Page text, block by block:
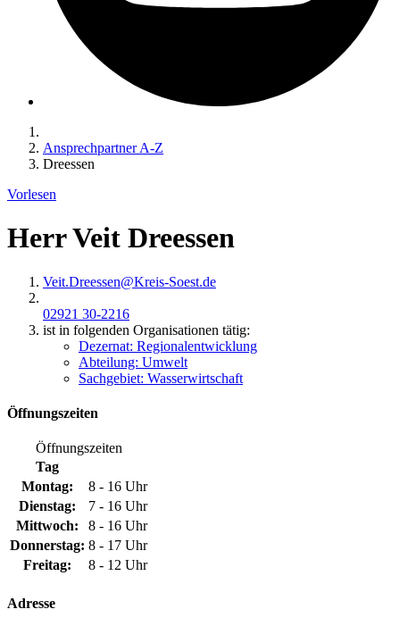
Ansprechpartner A-Z
Dreessen
Vorlesen
Herr Veit Dreessen
Veit.Dreessen@​Kreis-Soest.de
02921 30-2216
ist in folgenden Organisationen tätig:
Dezernat: Regionalentwicklung
Abteilung: Umwelt
Sachgebiet: Wasserwirtschaft
Öffnungszeiten
Öffnungszeiten
Tag
Montag:
8 - 16 Uhr
Dienstag:
7 - 16 Uhr
Mittwoch:
8 - 16 Uhr
Donnerstag: 8 - 17 Uhr
Freitag:
8 - 12 Uhr
Adresse